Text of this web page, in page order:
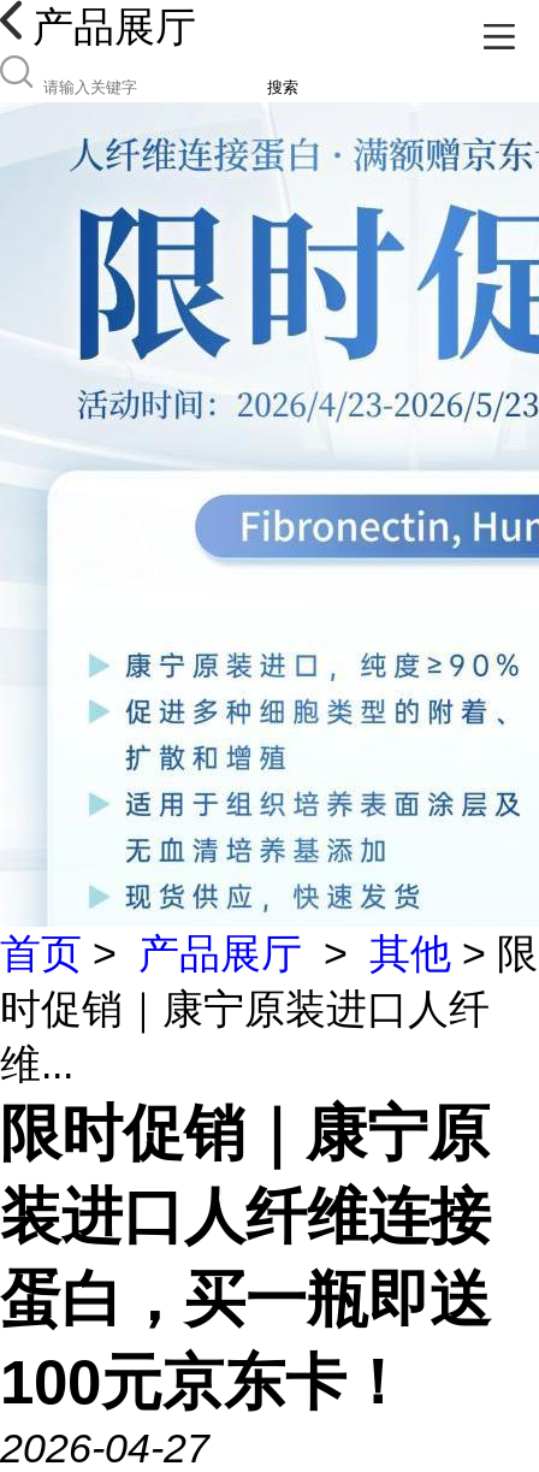
产品展厅
搜索
首页 > 产品展厅 > 其他 > 限
时促销｜康宁原装进口人纤
维...
限时促销｜康宁原
装进口人纤维连接
蛋白，买一瓶即送
100元京东卡！
2026-04-27